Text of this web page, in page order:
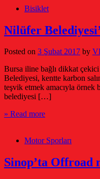
Bisiklet
Nilüfer
Posted on 3 Şubat 2017 by
Bursa iline bağlı dikkat
Belediyesi, kentte karbon
teşvik etmek amacıyla örnek
belediyesi […]
» Read more
Motor Sporları
Sinop’ta Offroad